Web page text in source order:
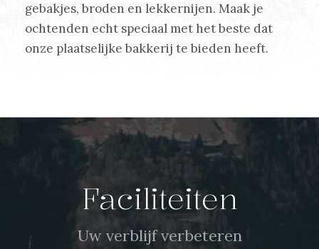
gebakjes, broden en lekkernijen. Maak je
ochtenden echt speciaal met het beste dat
onze plaatselijke bakkerij te bieden heeft.
Faciliteiten
Uw verblijf verbeteren